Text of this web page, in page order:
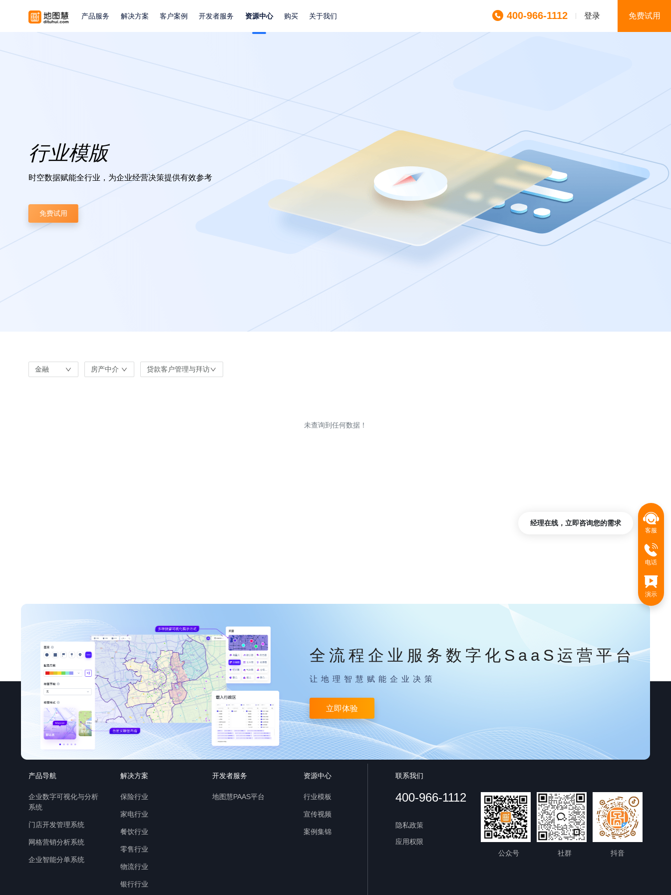
产品服务 解决方案 客户案例 开发者服务 资源中心 购买 关于我们 400-966-1112 登录 免费试用
行业模版
时空数据赋能全行业，为企业经营决策提供有效参考
免费试用
金融 房产中介 贷款客户管理与拜访
未查询到任何数据！
全流程企业服务数字化SaaS运营平台
让地理智慧赋能企业决策
立即体验
产品导航
企业数字可视化与分析
系统
门店开发管理系统
网格营销分析系统
企业智能分单系统
解决方案
保险行业
家电行业
餐饮行业
零售行业
物流行业
银行行业
开发者服务
地图慧PAAS平台
资源中心
行业模板
宣传视频
案例集锦
联系我们
400-966-1112
隐私政策
应用权限
公众号
社群 抖音
客服
电话
演示
经理在线，立即咨询您的需求